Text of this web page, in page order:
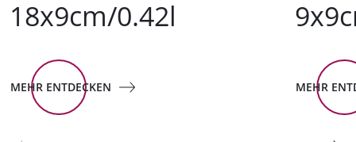
18x9cm/0.42l
MEHR ENTDECKEN MEHR